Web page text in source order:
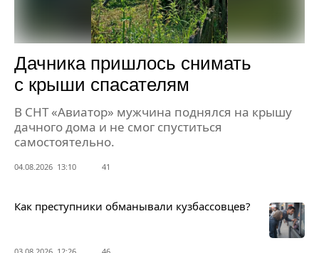
Дачника пришлось снимать
с крыши спасателям
В СНТ «Авиатор» мужчина поднялся на крышу
дачного дома и не смог спуститься
самостоятельно.
04.08.2026 13:10 41
Как преступники обманывали кузбассовцев?